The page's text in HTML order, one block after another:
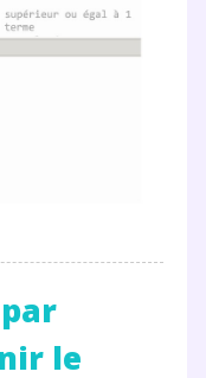
le
adresse e-mail. En
ce que vos
par SEJER, sous
vous donner
24h. Pour en
personnelles et
utilisée pour
pourrez vous